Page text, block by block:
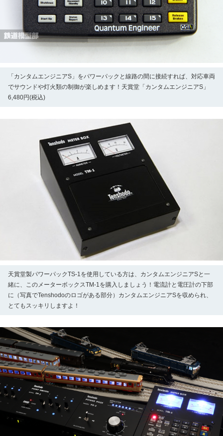
「カンタムエンジニアS」をパワーパックと線路の間に接続すれば、対応車両
でサウンドや灯火類の制御が楽しめます！天賞堂「カンタムエンジニアS」
6,480円(税込)
天賞堂製パワーパックTS-1を使用している方は、カンタムエンジニアSと一
緒に、このメーターボックスTM-1を購入しましょう！電流計と電圧計の下部
に（写真でTenshodoのロゴがある部分）カンタムエンジニアSを収められ、
とてもスッキリしますよ！